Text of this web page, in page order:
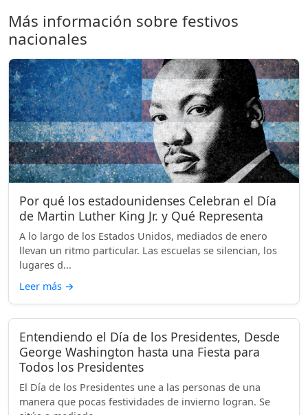
Más información sobre festivos
nacionales
Por qué los estadounidenses Celebran el Día
de Martin Luther King Jr. y Qué Representa
A lo largo de los Estados Unidos, mediados de enero
llevan un ritmo particular. Las escuelas se silencian, los
lugares d...
Leer más →
Entendiendo el Día de los Presidentes, Desde
George Washington hasta una Fiesta para
Todos los Presidentes
El Día de los Presidentes une a las personas de una
manera que pocas festividades de invierno logran. Se